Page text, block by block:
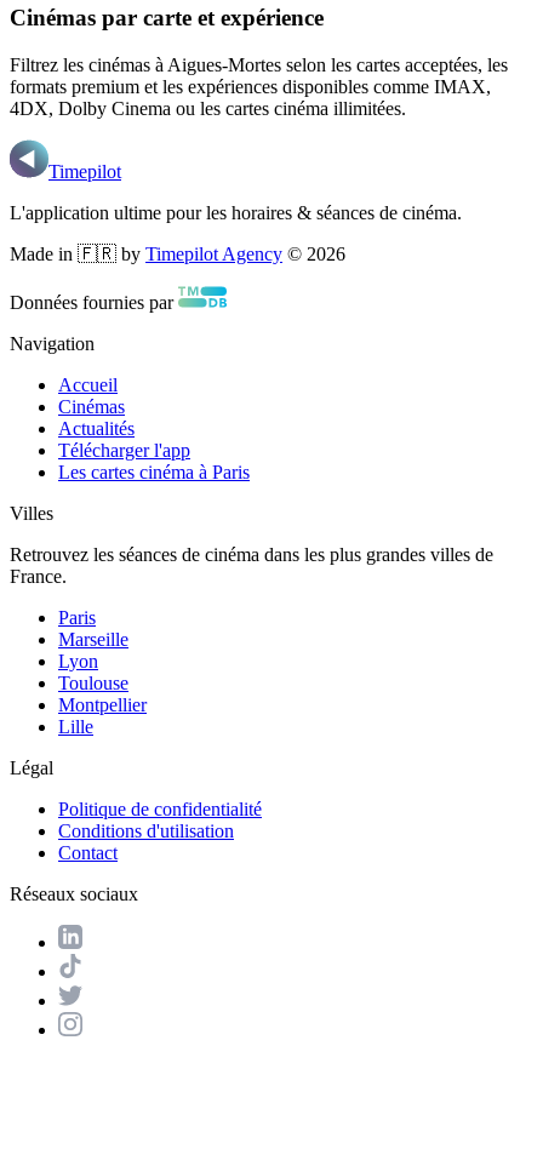
Cinémas par carte et expérience
Filtrez les cinémas à Aigues-Mortes selon les cartes acceptées, les
formats premium et les expériences disponibles comme IMAX,
4DX, Dolby Cinema ou les cartes cinéma illimitées.
Timepilot
L'application ultime pour les horaires & séances de cinéma.
Made in 🇫🇷 by Timepilot Agency © 2026
Données fournies par
Navigation
Accueil
Cinémas
Actualités
Télécharger l'app
Les cartes cinéma à Paris
Villes
Retrouvez les séances de cinéma dans les plus grandes villes de
France.
Paris
Marseille
Lyon
Toulouse
Montpellier
Lille
Légal
Politique de confidentialité
Conditions d'utilisation
Contact
Réseaux sociaux